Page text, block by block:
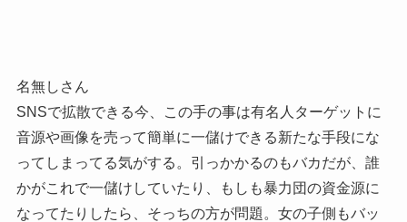
名無しさん
SNSで拡散できる今、この手の事は有名人ターゲットに
音源や画像を売って簡単に一儲けできる新たな手段にな
ってしまってる気がする。引っかかるのもバカだが、誰
かがこれで一儲けしていたり、もしも暴力団の資金源に
なってたりしたら、そっちの方が問題。女の子側もバッ